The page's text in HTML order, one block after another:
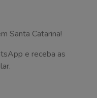
Santa Catarina!
e receba as